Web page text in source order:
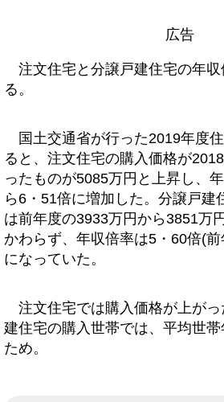
広告
注文住宅と分譲戸建住宅の年
る。
国土交通省が行った2019年度
ると、注文住宅の購入価格が
ったものが5085万円と上昇し、
ら6・51倍に増加した。分譲戸建
は前年度の3933万円から3851万
かわらず、年収倍率は5・60倍(
になっていた。
注文住宅では購入価格が上が
建住宅の購入世帯では、平均世
ため。